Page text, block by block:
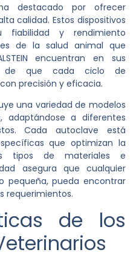
destacado por ofrecer
calidad. Estos dispositivos
fiabilidad y rendimiento
de la salud animal que
encuentran en sus
de que cada ciclo de
precisión y eficacia.
una variedad de modelos
adaptándose a diferentes
Cada autoclave está
que optimizan la
tipos de materiales e
asegura que cualquier
pequeña, pueda encontrar
requerimientos.
de los